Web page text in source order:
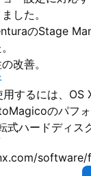
した。
のStage
改善。
するには、
のパフ
式ハードディス
software/